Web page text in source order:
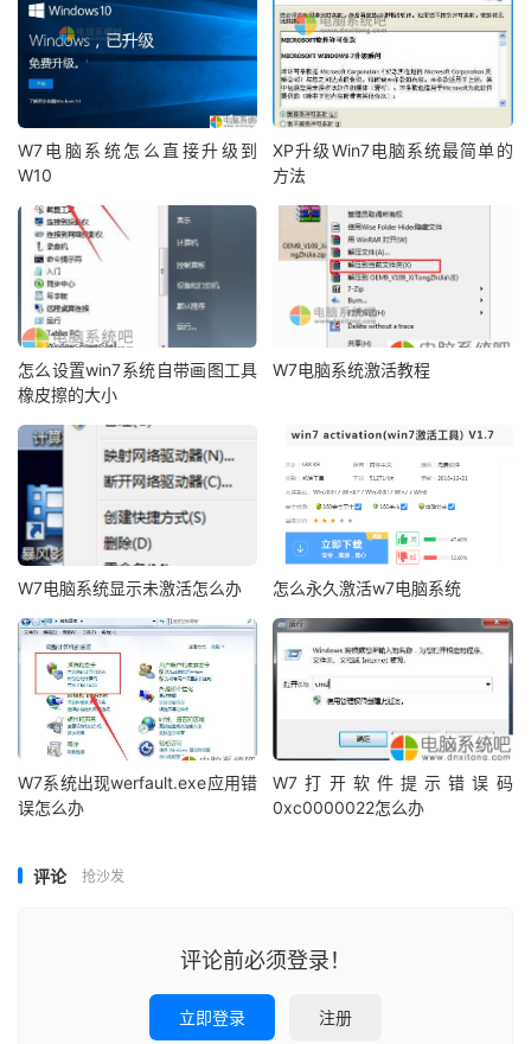
W7电脑系统怎么直接升级到
W10
XP升级Win7电脑系统最简单的
方法
怎么设置win7系统自带画图工具
橡皮擦的大小
W7电脑系统激活教程
W7电脑系统显示未激活怎么办 怎么永久激活w7电脑系统
W7系统出现werfault.exe应用错
误怎么办
W7打开软件提示错误码
0xc0000022怎么办
评论 抢沙发
评论前必须登录！
立即登录 注册